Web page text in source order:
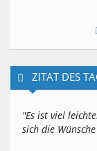
ZITAT DES
"Es ist viel
sich die